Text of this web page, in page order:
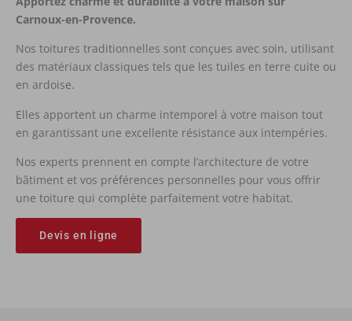
Carnoux-en-Provence.
Nos toitures traditionnelles sont conçues avec soin, utilisant
des matériaux classiques tels que les tuiles en terre cuite ou
en ardoise.
Elles apportent un charme intemporel à votre maison tout
en garantissant une excellente résistance aux intempéries.
Nos experts prennent en compte l’architecture de votre
bâtiment et vos préférences personnelles pour vous offrir
une toiture qui complète parfaitement votre habitat.
Devis en ligne